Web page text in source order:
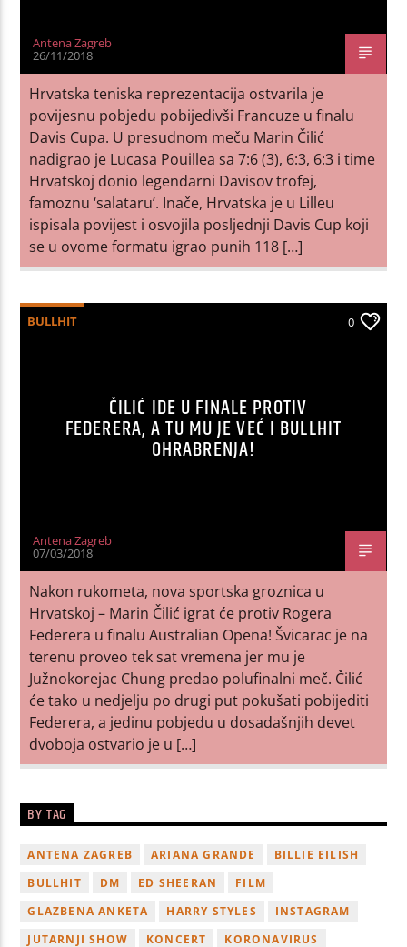
Antena Zagreb
26/11/2018
Hrvatska teniska reprezentacija ostvarila je
povijesnu pobjedu pobijedivši Francuze u finalu
Davis Cupa. U presudnom meču Marin Čilić
nadigrao je Lucasa Pouillea sa 7:6 (3), 6:3, 6:3 i time
Hrvatskoj donio legendarni Davisov trofej,
famoznu ‘salataru’. Inače, Hrvatska je u Lilleu
ispisala povijest i osvojila posljednji Davis Cup koji
se u ovome formatu igrao punih 118 […]
BULLHIT 0
ČILIĆ IDE U FINALE PROTIV
FEDERERA, A TU MU JE VEĆ I BULLHIT
OHRABRENJA!
Antena Zagreb
07/03/2018
Nakon rukometa, nova sportska groznica u
Hrvatskoj – Marin Čilić igrat će protiv Rogera
Federera u finalu Australian Opena! Švicarac je na
terenu proveo tek sat vremena jer mu je
Južnokorejac Chung predao polufinalni meč. Čilić
će tako u nedjelju po drugi put pokušati pobijediti
Federera, a jedinu pobjedu u dosadašnjih devet
dvoboja ostvario je u […]
BY TAG
ANTENA ZAGREB ARIANA GRANDE
BILLIE EILISH
BULLHIT
DM ED SHEERAN
FILM
GLAZBENA ANKETA
HARRY STYLES
INSTAGRAM
JUTARNJI SHOW
KONCERT KORONAVIRUS